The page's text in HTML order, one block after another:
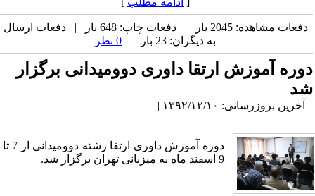
دفعات مشاهده: 2045 بار | دفعات چاپ: 648 بار | دفعات ارسال
به دیگران: 23 بار |
0 نظر
دوره آموزش ارتقا داوری دوومیدانی برگزار
شد
| آخرین بروزرسانی: ۱۳۹۲/۱۲/۱۰ |
دوره آموزش داوری ارتقا رشته دوومیدانی از 7 تا
9 اسفند ماه به میزبانی تهران برگزار شد.